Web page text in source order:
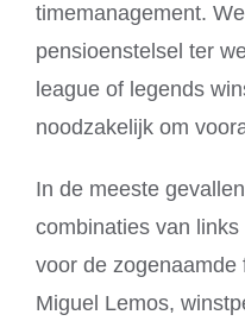
timemanagement.
pensioenstelsel ter
league of legends
noodzakelijk om
In de meeste
combinaties van
voor de zogenaamde
Miguel Lemos,